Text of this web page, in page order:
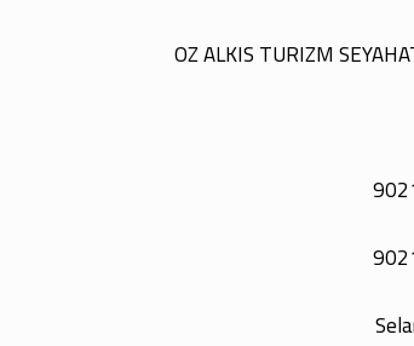
OZ ALKIS TURIZM